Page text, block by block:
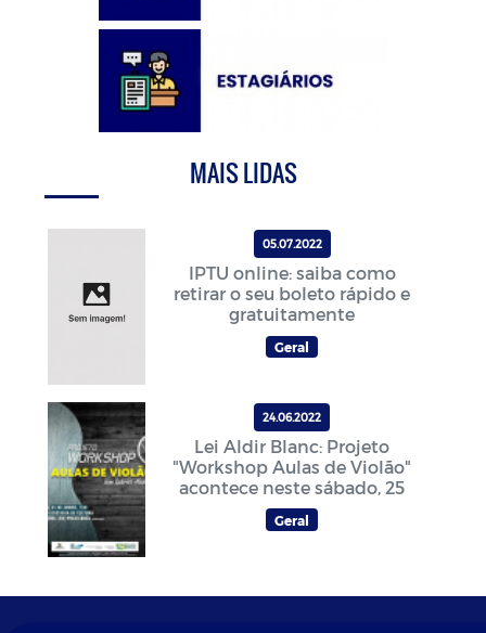
MAIS LIDAS
05.07.2022
IPTU online: saiba como
retirar o seu boleto rápido e
gratuitamente
Geral
24.06.2022
Lei Aldir Blanc: Projeto
"Workshop Aulas de Violão"
acontece neste sábado, 25
Geral